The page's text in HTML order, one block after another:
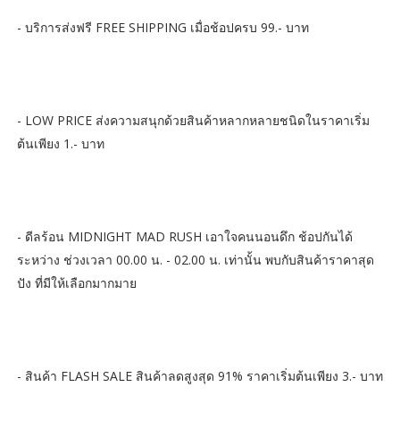
- บริการส่งฟรี FREE SHIPPING เมื่อช้อปครบ 99.- บาท
- LOW PRICE ส่งความสนุกด้วยสินค้าหลากหลายชนิดในราคาเริ่ม
ต้นเพียง 1.- บาท
- ดีลร้อน MIDNIGHT MAD RUSH เอาใจคนนอนดึก ช้อปกันได้
ระหว่าง ช่วงเวลา 00.00 น. - 02.00 น. เท่านั้น พบกับสินค้าราคาสุด
ปัง ที่มีให้เลือกมากมาย
- สินค้า FLASH SALE สินค้าลดสูงสุด 91% ราคาเริ่มต้นเพียง 3.- บาท